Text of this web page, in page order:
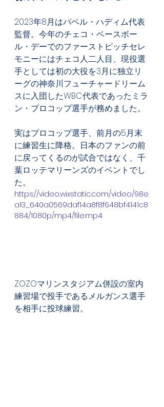
2023年8月はパベル・ハディム代表
監督。今年のチェコ・ベースボー
ル・デーでのファーストピッチセレ
モニーにはチェコ人二人目、現役選
手としては初の大役を3月に独立リ
ーグの神奈川フューチャードリーム
スに入団したWBC代表であったミラ
ン・プロコップ選手が務めました。
実はプロコップ選手、前月の5月末
に練習生に降格。日本のファンの前
に戻ってくるのが試合ではなく、千
葉ロッテマリーンズのイベントでし
た。
https://video.wixstatic.com/video/98e
a13_640a0569daf14a8f8f648bf4141c8
884/1080p/mp4/file.mp4
ZOZOマリンスタジアム併設の室内
練習場で投手であるメルガンス選手
を相手に投球練習。